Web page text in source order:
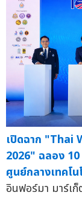
เปิดฉาก "Thai
2026" ฉลอง
ศูนย์กลางเทคโ
อินฟอร์มา มาร์เก็